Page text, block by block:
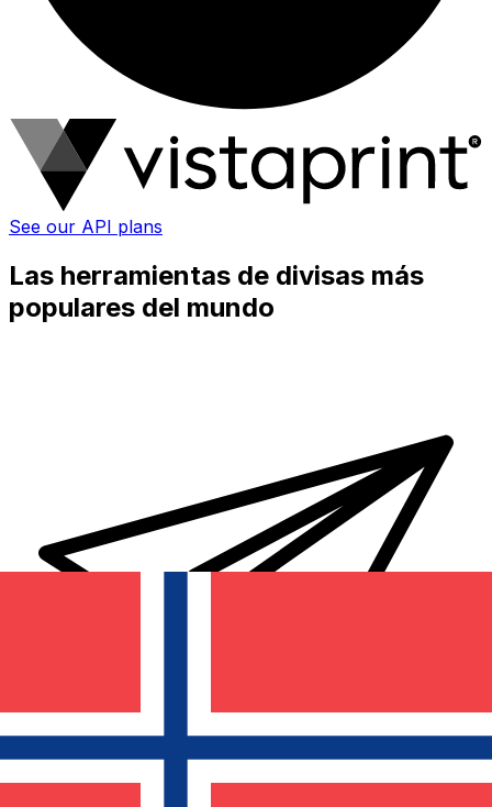
See our API plans
Las herramientas de divisas más
populares del mundo